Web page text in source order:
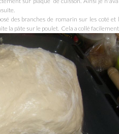
des branches de romarin sur les coté et
la pâte sur le poulet. Cela a collé